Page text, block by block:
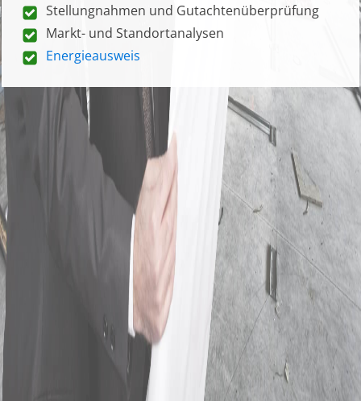
Stellungnahmen und Gutachtenüberprüfung
Markt- und Standortanalysen
Energieausweis